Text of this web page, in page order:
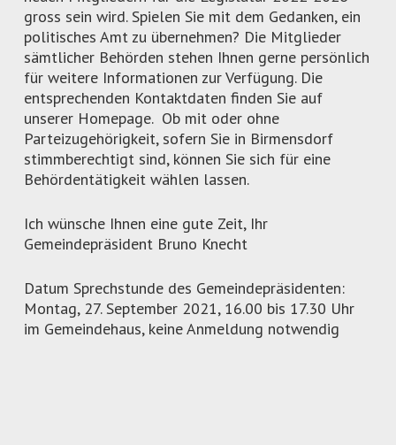
gross sein wird. Spielen Sie mit dem Gedanken, ein
politisches Amt zu übernehmen? Die Mitglieder
sämtlicher Behörden stehen Ihnen gerne persönlich
für weitere Informationen zur Verfügung. Die
entsprechenden Kontaktdaten finden Sie auf
unserer Homepage. Ob mit oder ohne
Parteizugehörigkeit, sofern Sie in Birmensdorf
stimmberechtigt sind, können Sie sich für eine
Behördentätigkeit wählen lassen.
Ich wünsche Ihnen eine gute Zeit, Ihr
Gemeindepräsident Bruno Knecht
Datum Sprechstunde des Gemeindepräsidenten:
Montag, 27. September 2021, 16.00 bis 17.30 Uhr
im Gemeindehaus, keine Anmeldung notwendig